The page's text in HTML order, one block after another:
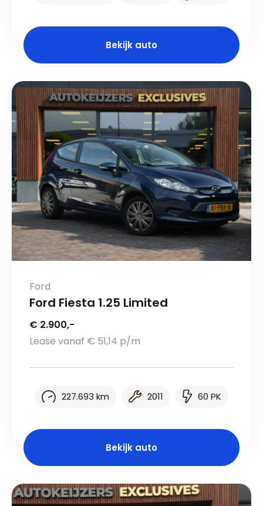
Bekijk auto
Ford
Ford Fiesta 1.25 Limited
€ 2.900,-
Lease vanaf € 51,14 p/m
227.693 km 2011 60 PK
Bekijk auto